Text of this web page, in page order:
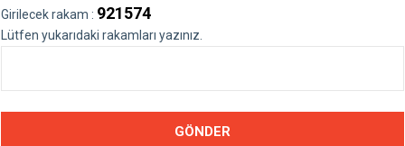
Girilecek rakam : 921574
Lütfen yukarıdaki rakamları yazınız.